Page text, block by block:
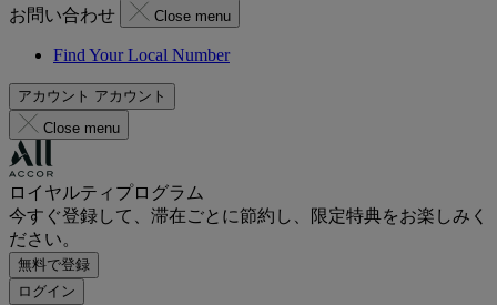
お問い合わせ Close menu
Find Your Local Number
アカウント アカウント
Close menu
ロイヤルティプログラム
今すぐ登録して、滞在ごとに節約し、限定特典をお楽しみく
ださい。
無料で登録
ログイン